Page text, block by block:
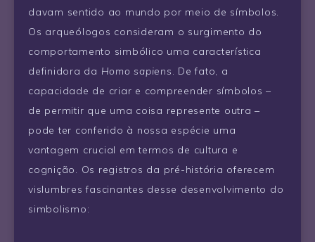
davam sentido ao mundo por meio de símbolos.
Os arqueólogos consideram o surgimento do
comportamento simbólico uma característica
definidora da Homo sapiens. De fato, a
capacidade de criar e compreender símbolos –
de permitir que uma coisa represente outra –
pode ter conferido à nossa espécie uma
vantagem crucial em termos de cultura e
cognição. Os registros da pré-história oferecem
vislumbres fascinantes desse desenvolvimento do
simbolismo: